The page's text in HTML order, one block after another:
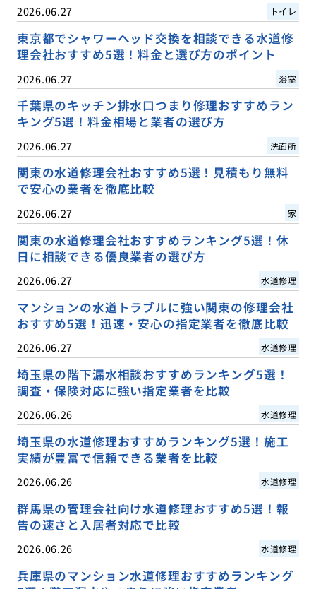
2026.06.27 トイレ
東京都でシャワーヘッド交換を相談できる水道修
理会社おすすめ5選！料金と選び方のポイント
2026.06.27 浴室
千葉県のキッチン排水口つまり修理おすすめラン
キング5選！料金相場と業者の選び方
2026.06.27 洗面所
関東の水道修理会社おすすめ5選！見積もり無料
で安心の業者を徹底比較
2026.06.27 家
関東の水道修理会社おすすめランキング5選！休
日に相談できる優良業者の選び方
2026.06.27 水道修理
マンションの水道トラブルに強い関東の修理会社
おすすめ5選！迅速・安心の指定業者を徹底比較
2026.06.27 水道修理
埼玉県の階下漏水相談おすすめランキング5選！
調査・保険対応に強い指定業者を比較
2026.06.26 水道修理
埼玉県の水道修理おすすめランキング5選！施工
実績が豊富で信頼できる業者を比較
2026.06.26 水道修理
群馬県の管理会社向け水道修理おすすめ5選！報
告の速さと入居者対応で比較
2026.06.26 水道修理
兵庫県のマンション水道修理おすすめランキング